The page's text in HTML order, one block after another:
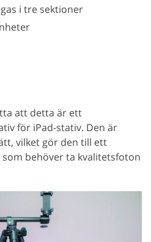
i tre sektioner
att detta är ett
för iPad-stativ. Den är
vilket gör den till ett
behöver ta kvalitetsfoton